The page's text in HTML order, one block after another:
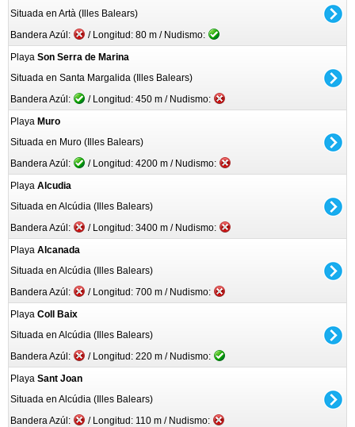
Situada en Artà (Illes Balears)
Bandera Azúl:
/ Longitud: 80 m / Nudismo:
Playa Son Serra de Marina
Situada en Santa Margalida (Illes Balears)
Bandera Azúl:
/ Longitud: 450 m / Nudismo:
Playa Muro
Situada en Muro (Illes Balears)
Bandera Azúl:
/ Longitud: 4200 m / Nudismo:
Playa Alcudia
Situada en Alcúdia (Illes Balears)
Bandera Azúl:
/ Longitud: 3400 m / Nudismo:
Playa Alcanada
Situada en Alcúdia (Illes Balears)
Bandera Azúl:
/ Longitud: 700 m / Nudismo:
Playa Coll Baix
Situada en Alcúdia (Illes Balears)
Bandera Azúl:
/ Longitud: 220 m / Nudismo:
Playa Sant Joan
Situada en Alcúdia (Illes Balears)
Bandera Azúl:
/ Longitud: 110 m / Nudismo: